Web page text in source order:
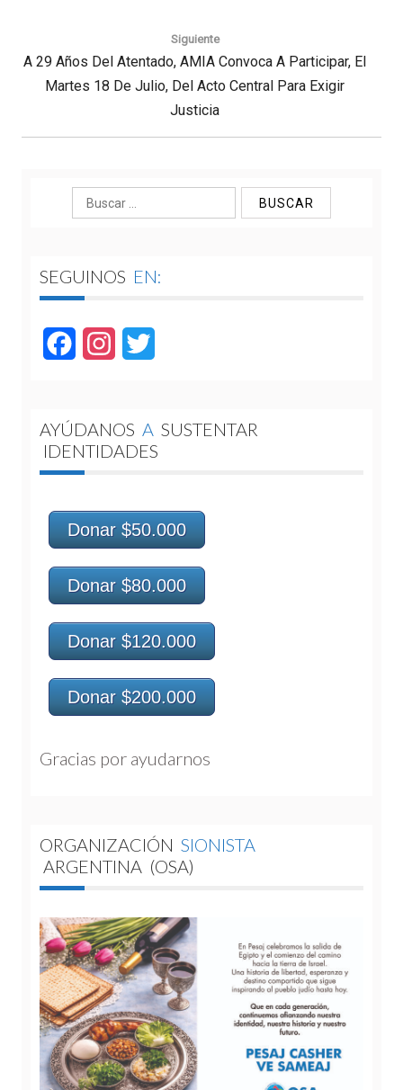
Siguiente
Next
Post:
A 29 Años Del Atentado, AMIA Convoca A Participar, El
Martes 18 De Julio, Del Acto Central Para Exigir
Justicia
Buscar:
SEGUINOS EN:
FacebookInstagram
AYÚDANOS A SUSTENTAR
IDENTIDADES
Donar $50.000
Donar $80.000
Donar $120.000
Donar $200.000
Gracias por ayudarnos
ORGANIZACIÓN SIONISTA
ARGENTINA (OSA)